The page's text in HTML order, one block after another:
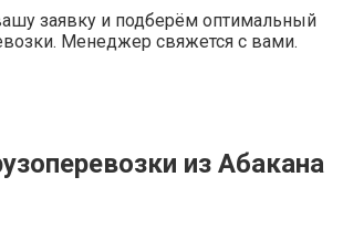
заявку и подберём оптимальный
Менеджер свяжется с вами.
из Абакана